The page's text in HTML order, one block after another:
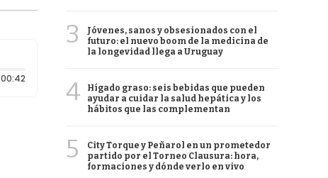
00:42Duración: 42 segundos
3
Jóvenes, sanos y obsesionados con el
futuro: el nuevo boom de la medicina de
la longevidad llega a Uruguay
4
Hígado graso: seis bebidas que pueden
ayudar a cuidar la salud hepática y los
hábitos que las complementan
5
City Torque y Peñarol en un prometedor
partido por el Torneo Clausura: hora,
formaciones y dónde verlo en vivo